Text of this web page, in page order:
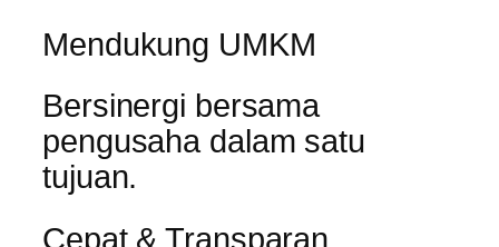
Mendukung UMKM
Bersinergi bersama
pengusaha dalam satu
tujuan.
Cepat & Transparan